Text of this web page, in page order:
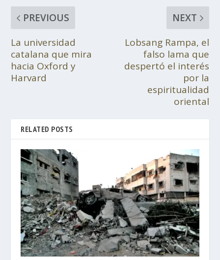
PREVIOUS
La universidad
catalana que mira
hacia Oxford y
Harvard
NEXT
Lobsang Rampa, el
falso lama que
despertó el interés
por la
espiritualidad
oriental
RELATED POSTS